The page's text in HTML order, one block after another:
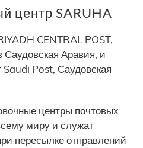
центр SARUHA
CENTRAL POST,
Саудовская Аравия, и
Post, Саудовская
центры почтовых
миру и служат
пересылке отправлений